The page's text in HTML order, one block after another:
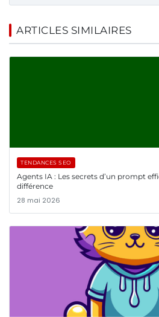
ARTICLES SIMILAIRES
TENDANCES SEO
Agents IA : Les secrets d’un prompt
différence
28 mai 2026